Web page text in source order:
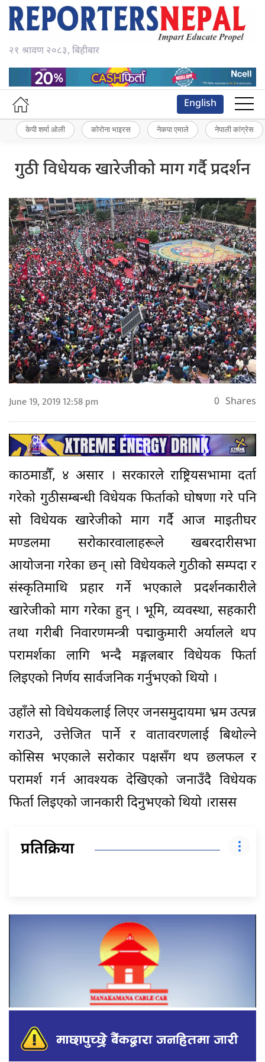
२१ श्रावण २०८३, बिहीबार
English
केपी शर्मा ओली कोरोना भाइरस नेकपा एमाले नेपाली कांग्रेस
गुठी विधेयक खारेजीको माग गर्दै प्रदर्शन
June 19, 2019 12:58 pm 0 Shares
काठमाडौँ, ४ असार । सरकारले राष्ट्रियसभामा दर्ता
गरेको गुठीसम्बन्धी विधेयक फिर्ताको घोषणा गरे पनि
सो विधेयक खारेजीको माग गर्दै आज माइतीघर
मण्डलमा सरोकारवालाहरूले खबरदारीसभा
आयोजना गरेका छन् ।सो विधेयकले गुठीको सम्पदा र
संस्कृतिमाथि प्रहार गर्ने भएकाले प्रदर्शनकारीले
खारेजीको माग गरेका हुन् । भूमि, व्यवस्था, सहकारी
तथा गरीबी निवारणमन्त्री पद्माकुमारी अर्यालले थप
परामर्शका लागि भन्दै मङ्गलबार विधेयक फिर्ता
लिइएको निर्णय सार्वजनिक गर्नुभएको थियो ।
उहाँले सो विधेयकलाई लिएर जनसमुदायमा भ्रम उत्पन्न
गराउने, उत्तेजित पार्ने र वातावरणलाई बिथोल्ने
कोसिस भएकाले सरोकार पक्षसँग थप छलफल र
परामर्श गर्न आवश्यक देखिएको जनाउँदै विधेयक
फिर्ता लिइएको जानकारी दिनुभएको थियो ।रासस
प्रतिक्रिया